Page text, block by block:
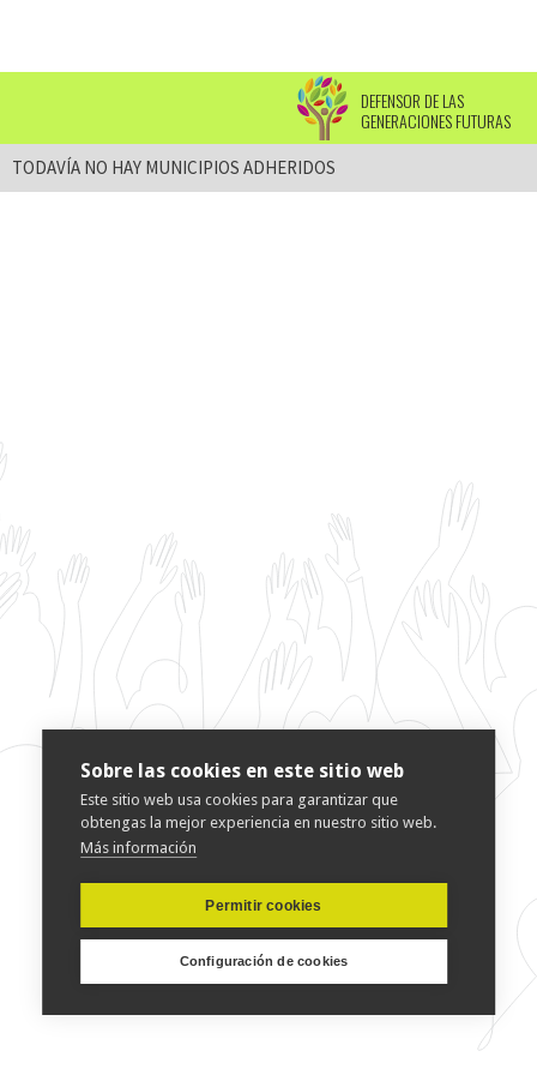
DEFENSOR DE LAS
GENERACIONES FUTURAS
TODAVÍA NO HAY MUNICIPIOS ADHERIDOS
Sobre las cookies en este sitio web
Este sitio web usa cookies para garantizar que
obtengas la mejor experiencia en nuestro sitio web.
Más información
Permitir cookies
Configuración de cookies